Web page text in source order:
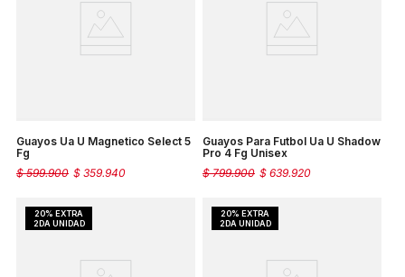
Guayos Ua U Magnetico Select 5
Fg
$ 359.940
$ 599.900
Guayos Para Futbol Ua U Shadow
Pro 4 Fg Unisex
$ 639.920
$ 799.900